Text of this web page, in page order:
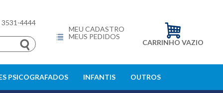
3531-4444
MEU CADASTRO
MEUS PEDIDOS
CARRINHO VAZIO
PSICOGRAFADOS INFANTIS OUTROS